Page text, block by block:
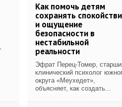
Как помочь детям
сохранять
и ощущение
безопасности в
нестабильной
реальности
Эфрат Перец-Томер,
клинический психолог
округа «Меухедет»,
объясняет, как создать...